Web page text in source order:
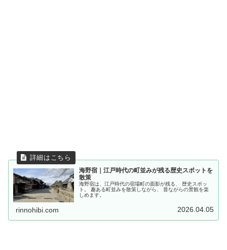
海野宿｜江戸時代の町並みが残る歴史スポットを
散策
海野宿は、江戸時代の宿場町の面影が残る、 歴史スポッ
ト。 趣ある町並みを散策しながら、 昔ながらの景観を楽
しめます。
rinnohibi.com 2026.04.05